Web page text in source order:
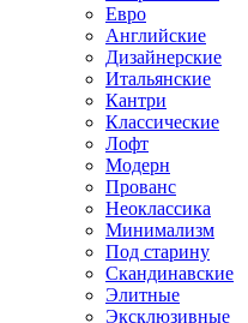
Евро
Английские
Дизайнерские
Итальянские
Кантри
Классические
Лофт
Модерн
Прованс
Неоклассика
Минимализм
Под старину
Скандинавские
Элитные
Эксклюзивные